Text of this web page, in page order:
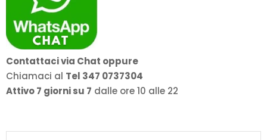
Contattaci via Chat oppure
Chiamaci al Tel 347 0737304
Attivo 7 giorni su 7 dalle ore 10 alle 22